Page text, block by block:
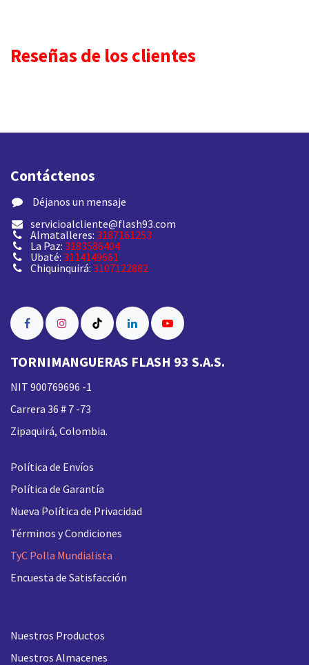
Reseñas de los clientes
Contáctenos
​ Déjanos un mensaje
servicioalcliente@flash93.com
Almatalleres: 3187161253
La Paz: 3183586404
Ubaté: 3114149661
Chiquinquirá: 3107122882
TORNIMANGUERAS FLASH 93 S.A.S.
NIT 900769696 -1
Carrera 36 # 7 -73
Zipaquirá, Colombia.
Política de Envíos
Política de Garantía
Nueva Política de Privacidad
Términos y Condiciones
TyC Polla Mundialista
Encuesta de Satisfacción
Nuestros Productos
Nuestros Almacenes